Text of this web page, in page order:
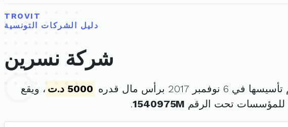
TROVIT
دليل الشركات التونسية
شركة نسرين
في 6 نوفمبر 2017 برأس مال قدره 5000 د.ت
، ويقع
تحت الرقم 1540975M
.